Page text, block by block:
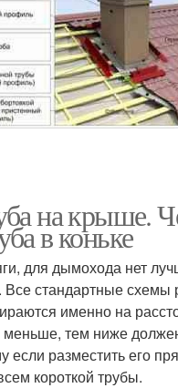
на крыше.
в коньке
для дымохода нет
стандартные схемы
именно на
меньше, тем ниже
разместить его
короткой трубы.